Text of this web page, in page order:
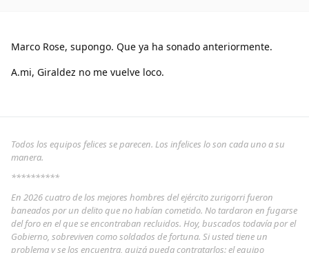
Marco Rose, supongo. Que ya ha sonado anteriormente.
A.mi, Giraldez no me vuelve loco.
Todos los equipos felices se parecen. Los infelices lo son cada uno a su
manera.
**********
En 2026 cuatro de los mejores hombres del ejército zurigorri fueron
baneados por un delito que no habían cometido. No tardaron en fugarse
del foro en el que se encontraban recluidos. Hoy, buscados todavía por el
Gobierno, sobreviven como soldados de fortuna. Si usted tiene un
problema y se los encuentra, quizá pueda contratarlos: el equipo